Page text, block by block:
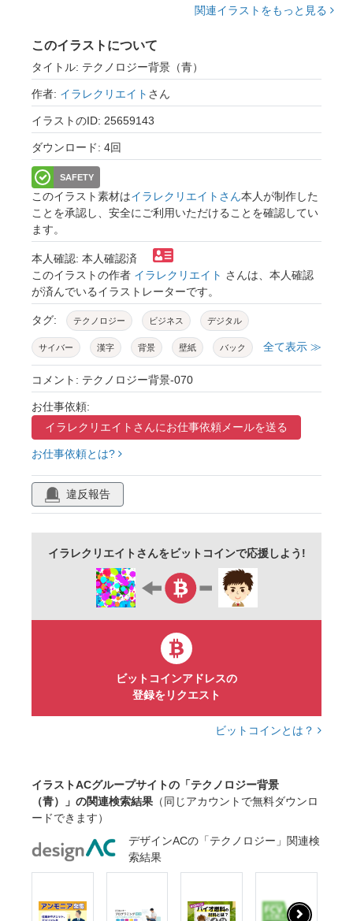
関連イラストをもっと見る
このイラストについて
タイトル: テクノロジー背景（青）
作者: イラレクリエイト さん
イラストのID: 25659143
ダウンロード: 4回
SAFETY
このイラスト素材はイラレクリエイトさん本人が制作した
ことを承認し、安全にご利用いただけることを確認してい
ます。
本人確認: 本人確認済
このイラストの作者 イラレクリエイト さんは、本人確認
が済んでいるイラストレーターです。
タグ: テクノロジー ビジネス デジタル
サイバー 漢字 背景 壁紙 バック
テクスチャ かっこいい クール
全て表示 ≫
コメント: テクノロジー背景-070
お仕事依頼:
イラレクリエイトさんにお仕事依頼メールを送る
お仕事依頼とは?
違反報告
イラレクリエイトさんをビットコインで応援しよう!
ビットコインアドレスの
登録をリクエスト
ビットコインとは？
イラストACグループサイトの「テクノロジー背景
（青）」の関連検索結果 （同じアカウントで無料ダウンロ
ードできます）
デザインACの「テクノロジー」関連検
索結果